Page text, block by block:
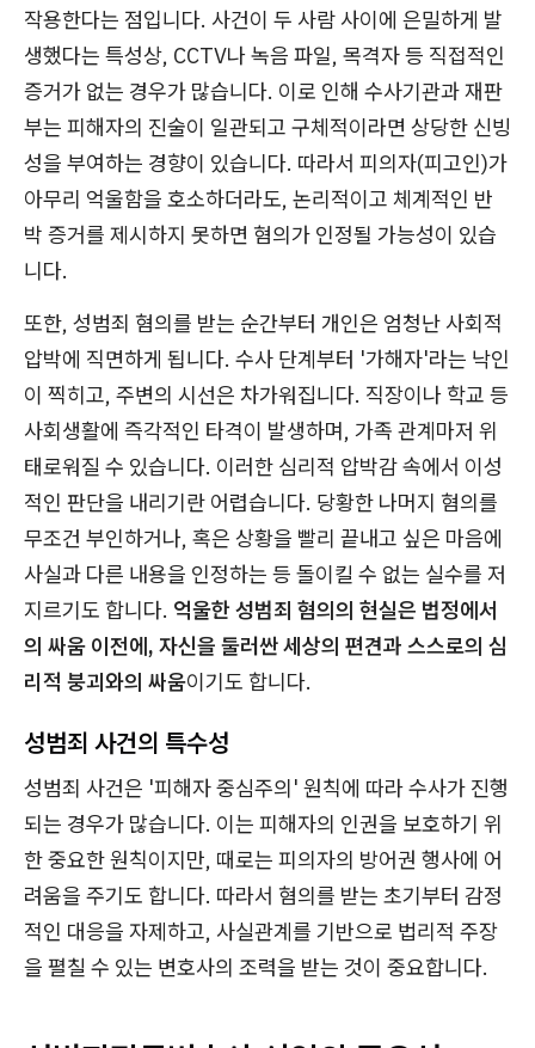
작용한다는 점입니다. 사건이 두 사람 사이에 은밀하게 발
생했다는 특성상, CCTV나 녹음 파일, 목격자 등 직접적인
증거가 없는 경우가 많습니다. 이로 인해 수사기관과 재판
부는 피해자의 진술이 일관되고 구체적이라면 상당한 신빙
성을 부여하는 경향이 있습니다. 따라서 피의자(피고인)가
아무리 억울함을 호소하더라도, 논리적이고 체계적인 반
박 증거를 제시하지 못하면 혐의가 인정될 가능성이 있습
니다.
또한, 성범죄 혐의를 받는 순간부터 개인은 엄청난 사회적
압박에 직면하게 됩니다. 수사 단계부터 '가해자'라는 낙인
이 찍히고, 주변의 시선은 차가워집니다. 직장이나 학교 등
사회생활에 즉각적인 타격이 발생하며, 가족 관계마저 위
태로워질 수 있습니다. 이러한 심리적 압박감 속에서 이성
적인 판단을 내리기란 어렵습니다. 당황한 나머지 혐의를
무조건 부인하거나, 혹은 상황을 빨리 끝내고 싶은 마음에
사실과 다른 내용을 인정하는 등 돌이킬 수 없는 실수를 저
지르기도 합니다. 억울한 성범죄 혐의의 현실은 법정에서
의 싸움 이전에, 자신을 둘러싼 세상의 편견과 스스로의 심
리적 붕괴와의 싸움이기도 합니다.
성범죄 사건의 특수성
성범죄 사건은 '피해자 중심주의' 원칙에 따라 수사가 진행
되는 경우가 많습니다. 이는 피해자의 인권을 보호하기 위
한 중요한 원칙이지만, 때로는 피의자의 방어권 행사에 어
려움을 주기도 합니다. 따라서 혐의를 받는 초기부터 감정
적인 대응을 자제하고, 사실관계를 기반으로 법리적 주장
을 펼칠 수 있는 변호사의 조력을 받는 것이 중요합니다.